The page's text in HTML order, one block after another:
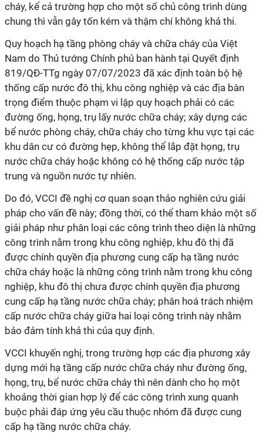
cháy, kể cả trường hợp cho một số chủ công trình dùng
chung thì vẫn gây tốn kém và thậm chí không khả thi.
Quy hoạch hạ tầng phòng cháy và chữa cháy của Việt
Nam do Thủ tướng Chính phủ ban hành tại Quyết định
819/QĐ-TTg ngày 07/07/2023 đã xác định toàn bộ hệ
thống cấp nước đô thị, khu công nghiệp và các địa bàn
trọng điểm thuộc phạm vi lập quy hoạch phải có các
đường ống, họng, trụ lấy nước chữa cháy; xây dựng các
bể nước phòng cháy, chữa cháy cho từng khu vực tại các
khu dân cư có đường hẹp, không thể lắp đặt họng, trụ
nước chữa cháy hoặc không có hệ thống cấp nước tập
trung và nguồn nước tự nhiên.
Do đó, VCCI đề nghị cơ quan soạn thảo nghiên cứu giải
pháp cho vấn đề này; đồng thời, có thể tham khảo một số
giải pháp như phân loại các công trình theo diện là những
công trình nằm trong khu công nghiệp, khu đô thị đã
được chính quyền địa phương cung cấp hạ tầng nước
chữa cháy hoặc là những công trình nằm trong khu công
nghiệp, khu đô thị chưa được chính quyền địa phương
cung cấp hạ tầng nước chữa cháy; phân hoá trách nhiệm
cấp nước chữa cháy giữa hai loại công trình này nhằm
bảo đảm tính khả thi của quy định.
VCCI khuyến nghị, trong trường hợp các địa phương xây
dựng mới hạ tầng cấp nước chữa cháy như đường ống,
họng, trụ, bể nước chữa cháy thì nên dành cho họ một
khoảng thời gian hợp lý để các công trình xung quanh
buộc phải đáp ứng yêu cầu thuộc nhóm đã được cung
cấp hạ tầng nước chữa cháy.